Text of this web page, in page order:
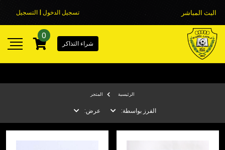
البث المباشر تسجيل الدخول | التسجيل
شراء التذاكر
0
الرئيسية المتجر
الفرز بواسطة: عرض: